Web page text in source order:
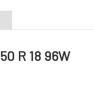
R 18 96W